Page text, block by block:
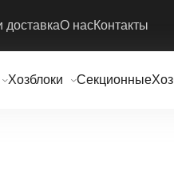
доставкаО насКонтакты
Хозблоки Секционные